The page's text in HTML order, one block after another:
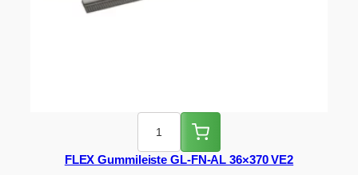
FLEX Gummileiste GL-FN-AL 36×370 VE2